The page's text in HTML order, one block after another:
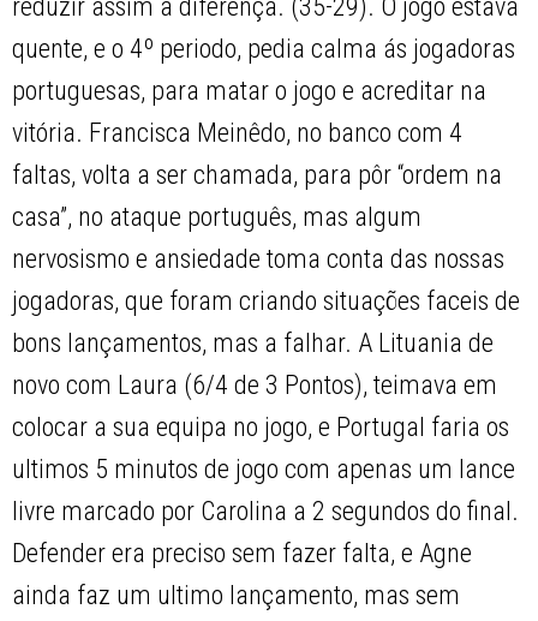
reduzir assim a diferença. (35-29). O jogo estava
quente, e o 4º periodo, pedia calma ás jogadoras
portuguesas, para matar o jogo e acreditar na
vitória. Francisca Meinêdo, no banco com 4
faltas, volta a ser chamada, para pôr “ordem na
casa”, no ataque português, mas algum
nervosismo e ansiedade toma conta das nossas
jogadoras, que foram criando situações faceis de
bons lançamentos, mas a falhar. A Lituania de
novo com Laura (6/4 de 3 Pontos), teimava em
colocar a sua equipa no jogo, e Portugal faria os
ultimos 5 minutos de jogo com apenas um lance
livre marcado por Carolina a 2 segundos do final.
Defender era preciso sem fazer falta, e Agne
ainda faz um ultimo lançamento, mas sem